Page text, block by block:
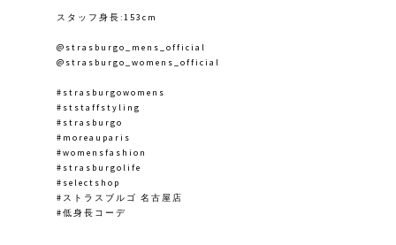
スタッフ身長:153cm
@strasburgo_mens_official
@strasburgo_womens_official
#strasburgowomens
#ststaffstyling
#strasburgo
#moreauparis
#womensfashion
#strasburgolife
#selectshop
#ストラスブルゴ 名古屋店
#低身長コーデ